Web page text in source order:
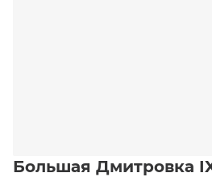
Большая Дмитровка